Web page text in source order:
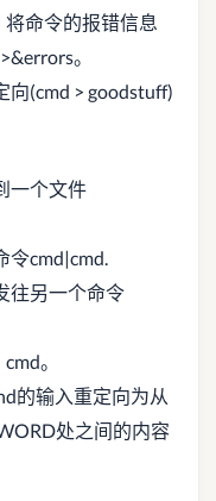
命令的报错信息
。
(cmd > goodstuff)
一个文件
cmd|cmd.
往另一个命令
。
的输入重定向为从
处之间的内容